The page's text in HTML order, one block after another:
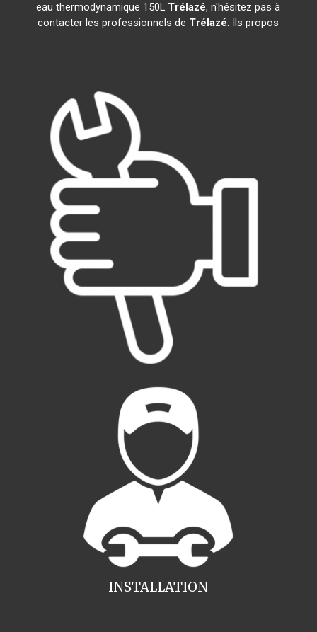
eau thermodynamique 150L Trélazé, n'hésitez pas à
contacter les professionnels de Trélazé. Ils propos
INSTALLATION